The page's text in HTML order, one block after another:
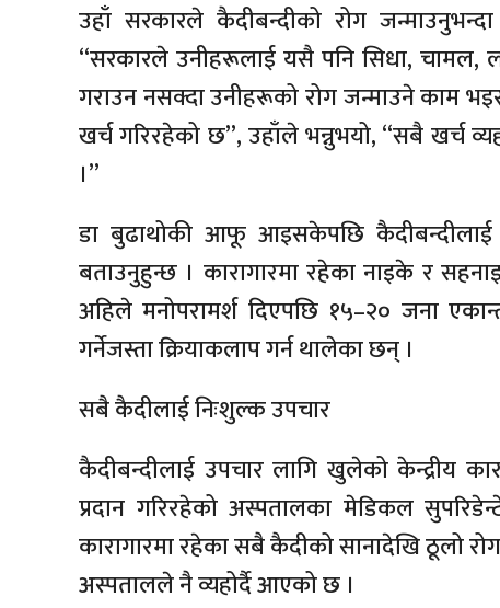
उहाँ सरकारले कैदीबन्दीको रोग
“सरकारले उनीहरूलाई यसै पनि सिधा, चामल,
गराउन नसक्दा उनीहरूको रोग जन्माउने काम
खर्च गरिरहेको छ”, उहाँले भन्नुभयो, “सबै खर्च
।”
डा बुढाथोकी आफू आइसकेपछि कैदीबन्दीलाई
बताउनुहुन्छ । कारागारमा रहेका नाइके र
अहिले मनोपरामर्श दिएपछि १५–२० जना
गर्नेजस्ता क्रियाकलाप गर्न थालेका छन् ।
सबै कैदीलाई निःशुल्क उपचार
कैदीबन्दीलाई उपचार लागि खुलेको केन्द्रीय
प्रदान गरिरहेको अस्पतालका मेडिकल
कारागारमा रहेका सबै कैदीको सानादेखि ठूलो
अस्पतालले नै व्यहोर्दै आएको छ ।